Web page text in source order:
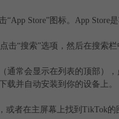
“App Store”图标。App
击“搜索”选项，然后在搜索
通常会显示在列表的顶部）
载并自动安装到你的设备上。
或者在主屏幕上找到TikTok